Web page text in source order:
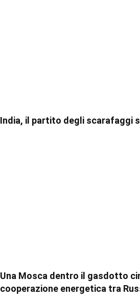
India, il partito degli scarafaggi
Una Mosca dentro il gasdotto
cooperazione energetica tra